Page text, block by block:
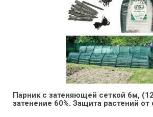
Парник с затеняющей сеткой 6м,
затенение 60%. Защита растений от